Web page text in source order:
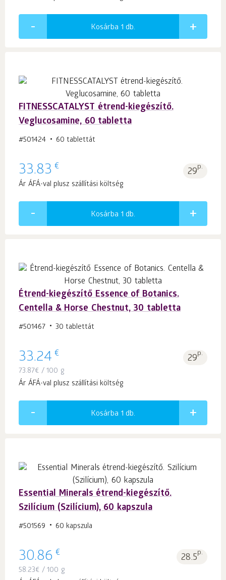
Kosárba 1 db.
FITNESSCATALYST étrend-kiegészítő.
Veglucosamine, 60 tabletta
#501424 60 tablettát
33.83 € 29p.
Ár ÁFÁ-val plusz szállítási költség
Kosárba 1 db.
Étrend-kiegészítő Essence of Botanics.
Centella & Horse Chestnut, 30 tabletta
#501467 30 tablettát
33.24 € 29p.
73.87€ / 100 g
Ár ÁFÁ-val plusz szállítási költség
Kosárba 1 db.
Essential Minerals étrend-kiegészítő.
Szilícium (Szilícium), 60 kapszula
#501569 60 kapszula
30.86 € 28.5p.
58.23€ / 100 g